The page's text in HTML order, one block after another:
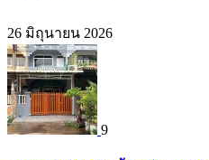
26 มิถุนายน 2026
9